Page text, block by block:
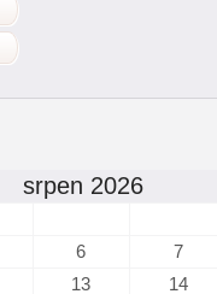
srpen 2026
6
7
13
14